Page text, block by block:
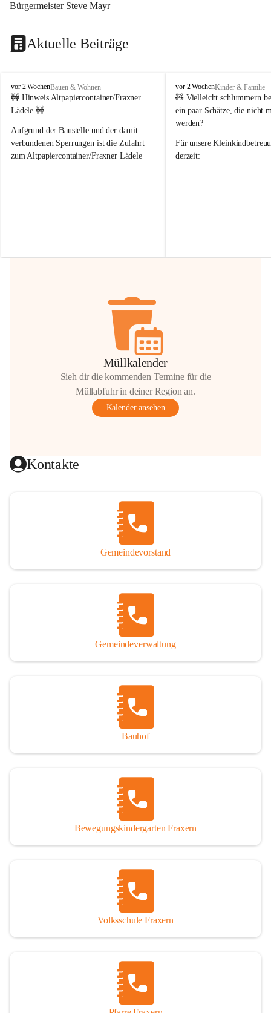
Bürgermeister Steve Mayr
Aktuelle Beiträge
F
r
a
e
r
n
vor 2 WochenBauen & Wohnen
🚧 Hinweis Altpapiercontainer/Fraxner
Lädele 🚧
Aufgrund der Baustelle und der damit
verbundenen Sperrungen ist die Zufahrt
zum Altpapiercontainer/Fraxner Lädele
Hilfsbereitschaft!
F
r
a
x
r
n
vor 2 WochenKinder & Familie
🧸 Vielleicht schlummern
ein paar Schätze, die nicht
werden?
Für unsere
derzeit:
Müllkalender
Sieh dir die kommenden Termine für die
Müllabfuhr in deiner Region an.
Kalender ansehen
Kontakte
Gemeindevorstand
Gemeindeverwaltung
Bauhof
Bewegungskindergarten Fraxern
Volksschule Fraxern